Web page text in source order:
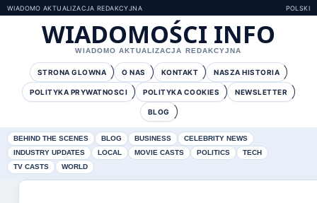
WIADOMO AKTUALIZACJA REDAKCYJNA POLSKI
WIADOMOŚCI INFO
WIADOMO AKTUALIZACJA REDAKCYJNA
STRONA GLOWNA O NAS KONTAKT NASZA HISTORIA
POLITYKA PRYWATNOSCI POLITYKA COOKIES NEWSLETTER
BLOG
BEHIND THE SCENES BLOG BUSINESS
CELEBRITY NEWS
INDUSTRY UPDATES
LOCAL MOVIE CASTS POLITICS
TECH
TV CASTS
WORLD